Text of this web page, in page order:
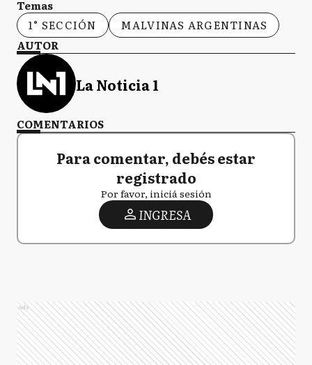
Temas
1° SECCIÓN
MALVINAS ARGENTINAS
AUTOR
La Noticia 1
COMENTARIOS
Para comentar, debés estar
registrado
Por favor, iniciá sesión
INGRESA
Ads